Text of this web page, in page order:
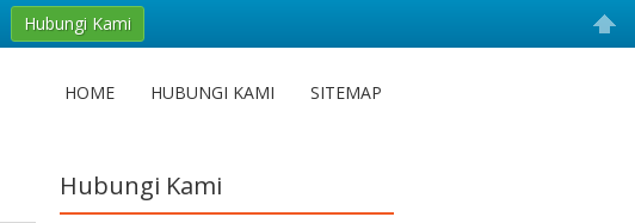
HOME HUBUNGI KAMI SITEMAP
Hubungi Kami
Hubungi Kami